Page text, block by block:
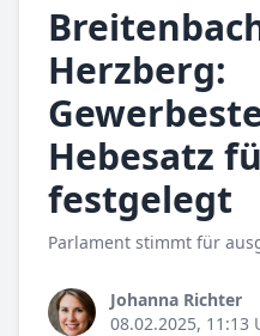
Herzberg:
Hebesatz
festgelegt
Parlament stimmt für
Johanna Richter
08.02.2025, 11:13